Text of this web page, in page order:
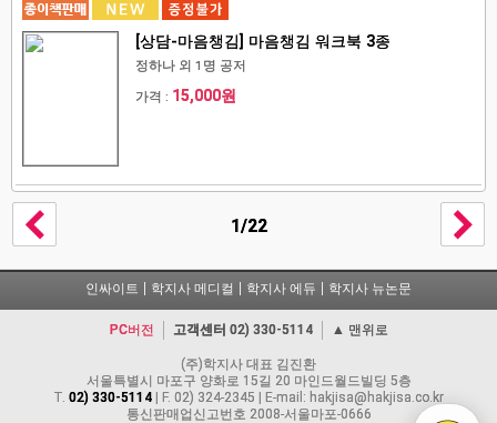
[상담-마음챙김] 마음챙김 워크북 3종
정하나 외 1명 공저
가격 : 15,000원
1/22
인싸이트 학지사 메디컬 학지사 에듀 학지사 뉴논문
PC버전 고객센터 02) 330-5114 ▲ 맨위로
(주)학지사 대표 김진환
서울특별시 마포구 양화로 15길 20 마인드월드빌딩 5층
T. 02) 330-5114 | F. 02) 324-2345 | E-mail: hakjisa@hakjisa.co.kr
통신판매업신고번호 2008-서울마포-0666